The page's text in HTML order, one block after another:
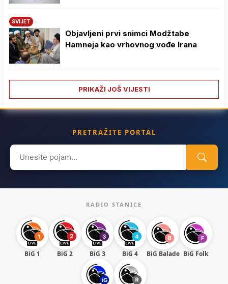
SVIJET
Objavljeni prvi snimci Modžtabe
Hamneja kao vrhovnog vođe Irana
PRIKAŽI JOŠ VIJESTI
PRETRAŽITE PORTAL
Search
for:
RADIO STANICE
BiG 1 BiG 2 BiG 3 BiG 4 BiG Balade BiG Folk